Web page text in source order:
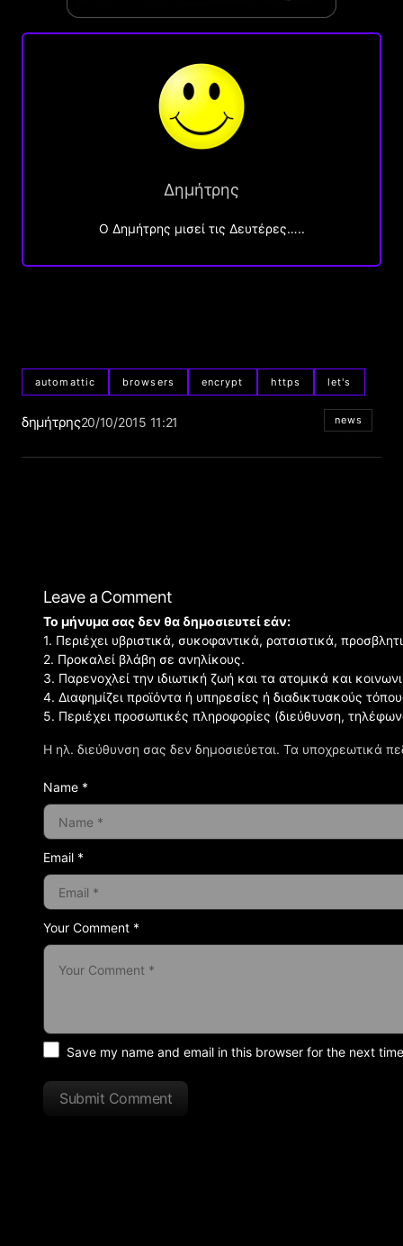
Δημήτρης
O Δημήτρης μισεί τις Δευτέρες…..
automattic browsers encrypt https let's
δημήτρης20/10/2015 11:21 news
Leave a Comment
Η ηλ. διεύθυνση σας δεν δημοσιεύεται. Τα υποχρεωτικά
Your Comment *
Το μήνυμα σας δεν θα δημοσιευτεί εάν:
1. Περιέχει υβριστικά, συκοφαντικά, ρατσιστικά,
2. Προκαλεί βλάβη σε ανηλίκους.
3. Παρενοχλεί την ιδιωτική ζωή και τα ατομικά και
4. Διαφημίζει προϊόντα ή υπηρεσίες ή διαδικτυακούς
5. Περιέχει προσωπικές πληροφορίες (διεύθυνση,
Name *
Email *
Save my name and email in this browser for the next
Submit Comment